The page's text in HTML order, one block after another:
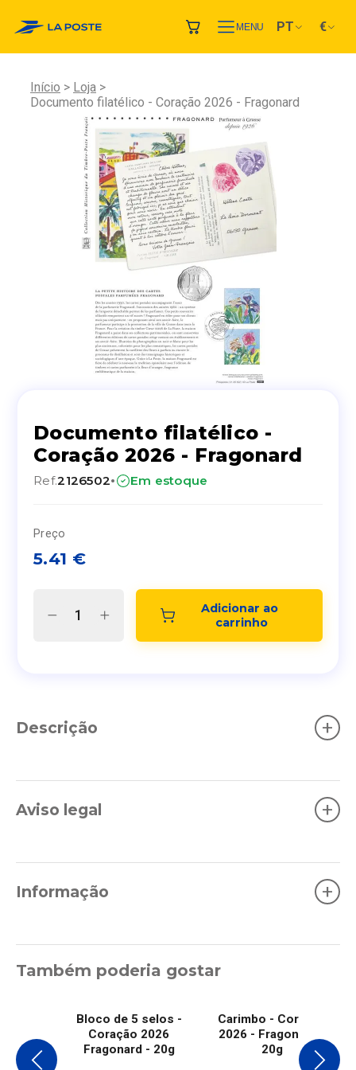
MENU PT €
Início
Loja
Documento filatélico - Coração 2026 - Fragonard
Documento filatélico -
Coração 2026 - Fragonard
Ref.2126502· Em estoque
Preço
5.41 €
Adicionar ao
carrinho
Descrição +
Aviso legal +
Informação +
Também poderia gostar
Bloco de 5 selos -
Coração 2026
Fragonard - 20g
Carimbo - Coração
2026 - Fragonard -
20g